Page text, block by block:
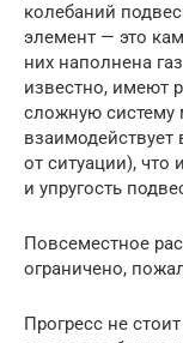
колебаний
элемент — это
них наполнена
известно, имеют
сложную систему
взаимодействует
от ситуации),
и упругость
Повсеместное
ограничено,
Прогресс не